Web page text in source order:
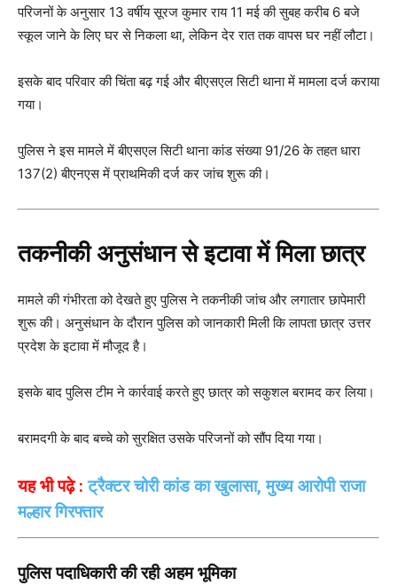
परिजनों के अनुसार 13 वर्षीय सूरज कुमार राय 11 मई की सुबह करीब 6 बजे
स्कूल जाने के लिए घर से निकला था, लेकिन देर रात तक वापस घर नहीं लौटा।
इसके बाद परिवार की चिंता बढ़ गई और बीएसएल सिटी थाना में मामला दर्ज कराया
गया।
पुलिस ने इस मामले में बीएसएल सिटी थाना कांड संख्या 91/26 के तहत धारा
137(2) बीएनएस में प्राथमिकी दर्ज कर जांच शुरू की।
तकनीकी अनुसंधान से इटावा में मिला छात्र
मामले की गंभीरता को देखते हुए पुलिस ने तकनीकी जांच और लगातार छापेमारी
शुरू की। अनुसंधान के दौरान पुलिस को जानकारी मिली कि लापता छात्र उत्तर
प्रदेश के इटावा में मौजूद है।
इसके बाद पुलिस टीम ने कार्रवाई करते हुए छात्र को सकुशल बरामद कर लिया।
बरामदगी के बाद बच्चे को सुरक्षित उसके परिजनों को सौंप दिया गया।
यह भी पढ़े : ट्रैक्टर चोरी कांड का खुलासा, मुख्य आरोपी राजा
मल्हार गिरफ्तार
पुलिस पदाधिकारी की रही अहम भूमिका